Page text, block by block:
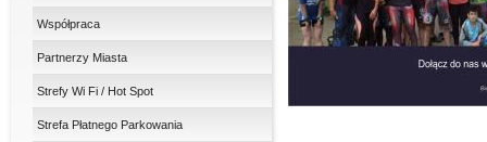
Współpraca
Partnerzy Miasta
Strefy Wi Fi / Hot Spot
Strefa Płatnego Parkowania